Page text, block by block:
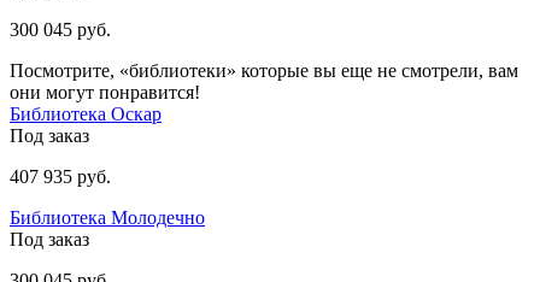
300 045 руб.
Посмотрите, «библиотеки» которые вы еще не смотрели, вам
они могут понравится!
Библиотека Оскар
Под заказ
407 935 руб.
Библиотека Молодечно
Под заказ